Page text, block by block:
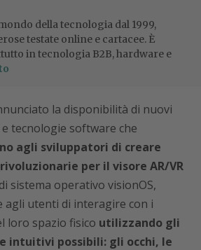
della tecnologia dal 1999,
testate online e cartacee. È
in tecnologia B2B, hardware e
la disponibilità di nuovi
tecnologie software che
agli sviluppatori di creare
per il visore AR/VR
sistema operativo visionOS,
agli utenti di interagire con i
loro spazio fisico utilizzando gli
intuitivi possibili: gli occhi, le